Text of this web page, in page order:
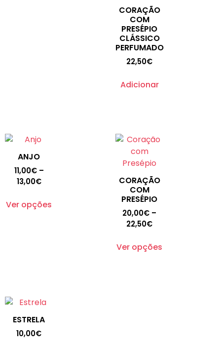
CORAÇÃO
COM
PRESÉPIO
CLÁSSICO
PERFUMADO
22,50€
Adicionar
ANJO
11,00€ –
13,00€
Ver opções
CORAÇÃO
COM
PRESÉPIO
20,00€ –
22,50€
Ver opções
ESTRELA
10,00€